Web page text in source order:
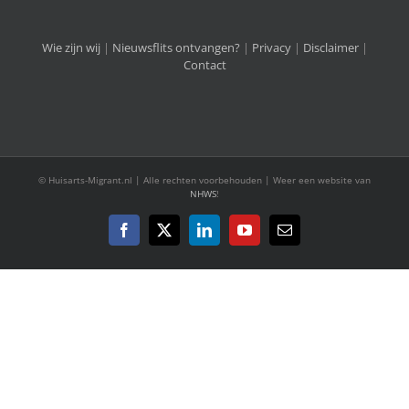
Wie zijn wij | Nieuwsflits ontvangen? | Privacy| Disclaimer|
Contact
© Huisarts-Migrant.nl | Alle rechten voorbehouden | Weer een website van
NHWS!
Facebook
X LinkedInYouTube
E-